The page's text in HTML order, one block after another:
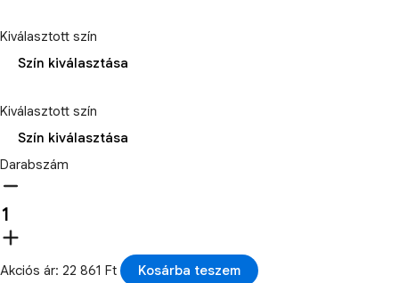
Kiválasztott szín
Szín kiválasztása
Kiválasztott szín
Szín kiválasztása
Darabszám
Akciós ár: 22 861 Ft
Kosárba teszem